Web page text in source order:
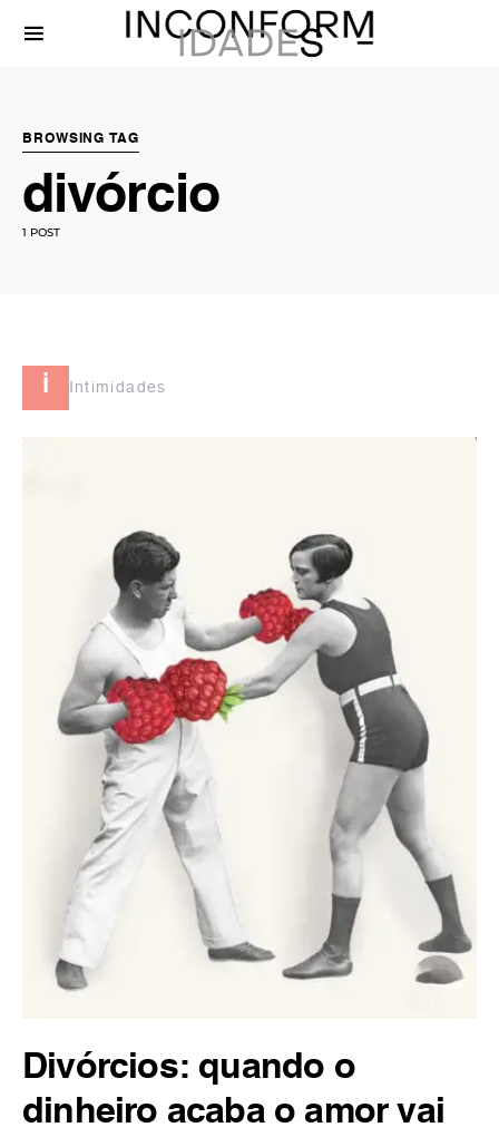
BROWSING TAG
divórcio
1 POST
i Intimidades
Divórcios: quando o
dinheiro acaba o amor vai